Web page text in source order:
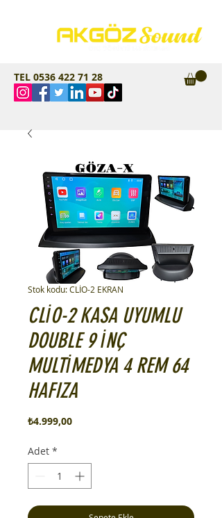
TEL 0536 422 71 28
Stok kodu: CLİO-2 EKRAN
CLİO-2 KASA UYUMLU
DOUBLE 9 İNÇ
MULTİMEDYA 4 REM 64
HAFIZA
₺4.999,00Fiyat
Adet *